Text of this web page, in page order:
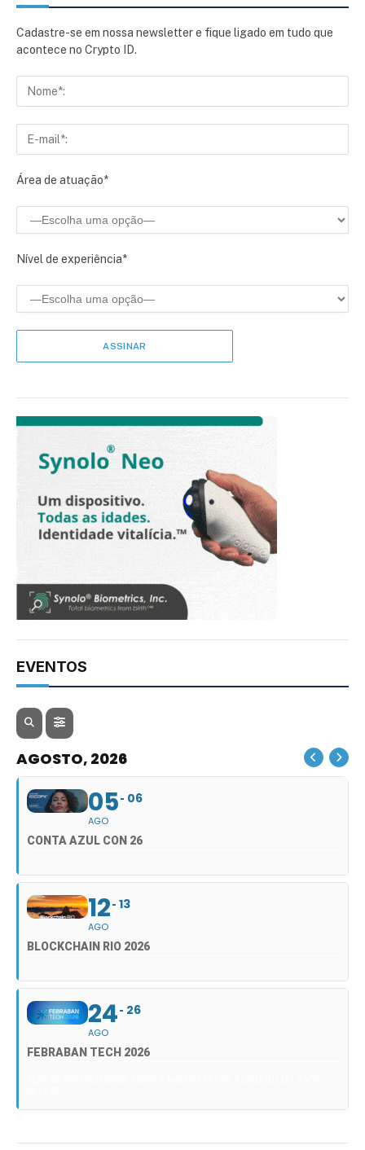
Cadastre-se em nossa newsletter e fique ligado em tudo que
acontece no Crypto ID.
Área de atuação*
Nível de experiência*
EVENTOS
AGOSTO, 2026
05
AGO
06
CONTA AZUL CON 26
12
AGO
13
BLOCKCHAIN RIO 2026
24
AGO
26
FEBRABAN TECH 2026